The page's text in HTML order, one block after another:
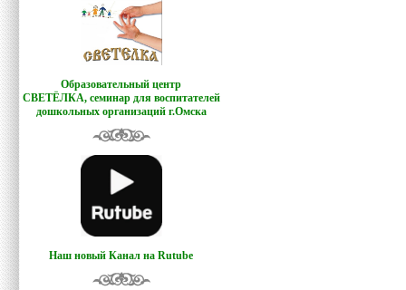
Образовательный центр
СВЕТЁЛКА, семинар для воспитателей
дошкольных организаций г.Омска
Наш новый Канал на Rutube